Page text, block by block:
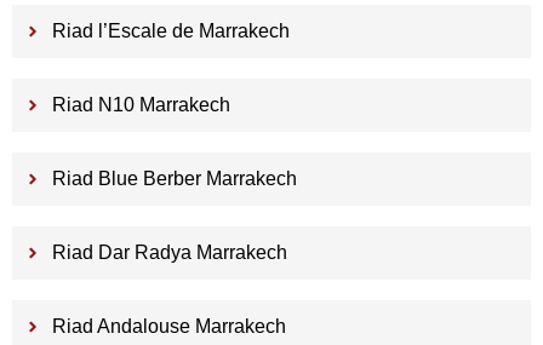
Riad l’Escale de Marrakech
Riad N10 Marrakech
Riad Blue Berber Marrakech
Riad Dar Radya Marrakech
Riad Andalouse Marrakech